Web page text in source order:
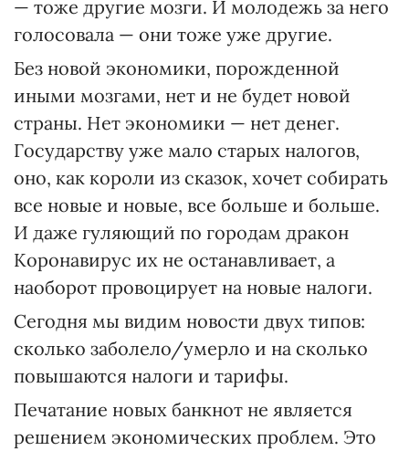
— тоже другие мозги. И молодежь за него
голосовала — они тоже уже другие.
Без новой экономики, порожденной
иными мозгами, нет и не будет новой
страны. Нет экономики — нет денег.
Государству уже мало старых налогов,
оно, как короли из сказок, хочет собирать
все новые и новые, все больше и больше.
И даже гуляющий по городам дракон
Коронавирус их не останавливает, а
наоборот провоцирует на новые налоги.
Сегодня мы видим новости двух типов:
сколько заболело/умерло и на сколько
повышаются налоги и тарифы.
Печатание новых банкнот не является
решением экономических проблем. Это